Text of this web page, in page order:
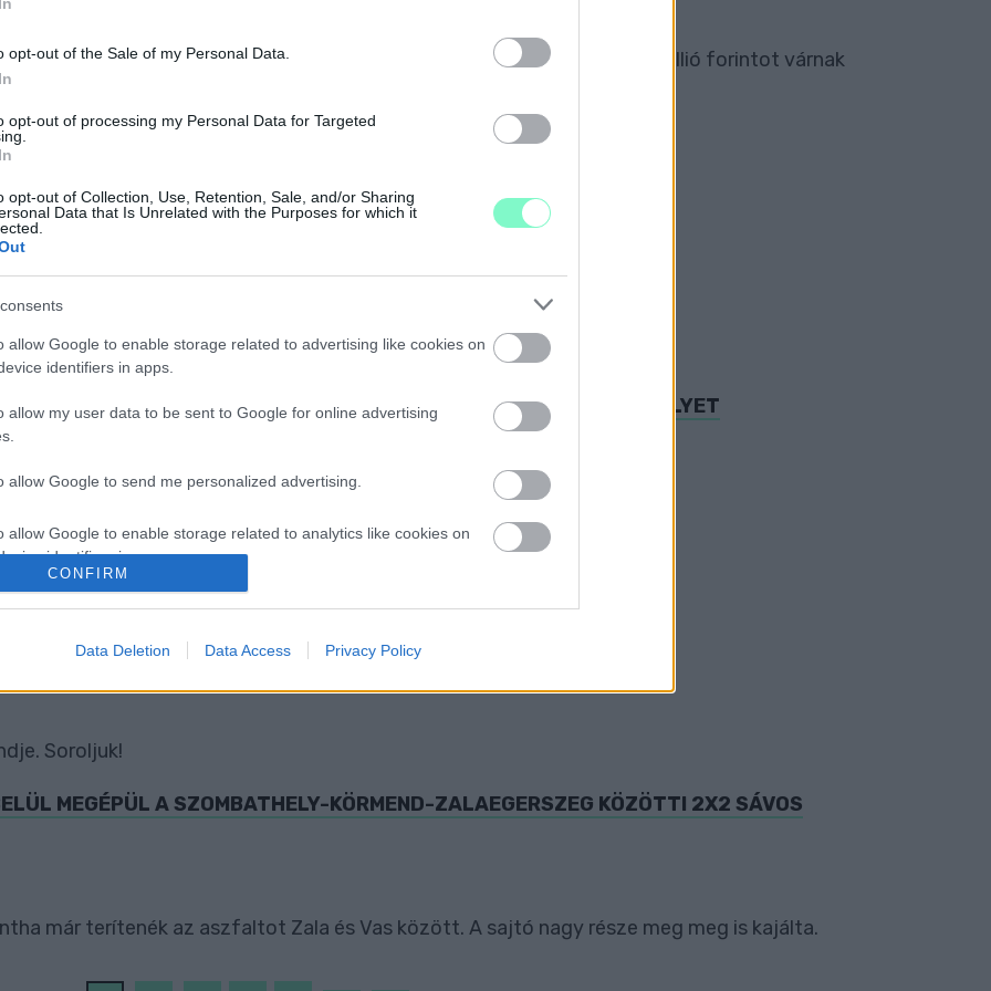
opt-out of the Sale of my Personal Data.
opt-out of processing my Personal Data for Targeted
opt-out of Collection, Use, Retention, Sale, and/or Sharing
Data that Is Unrelated with the Purposes for which it
allow Google to enable storage related to advertising like cookies on
identifiers in apps.
allow my user data to be sent to Google for online advertising
allow Google to send me personalized advertising.
allow Google to enable storage related to analytics like cookies on
identifiers in apps.
functionality and fraud prevention, and other user protection.
CONFIRM
Data Deletion Data Access Privacy Policy
a 11-es Huszár utat, és Dolgozók útját. A TOP Pluszban 9 milliárd 300 millió forintot várnak
ÓRÁTÓL NEM KÖZLEKEDHETNEK VAS VÁRMEGYE ÚTJAIN
az érintett járműveket!
KÖZBESZERZÉSE
feladatok is a pályázóé lesznek.
PÉNZBŐL ÉPÍTI MEG A MARKUSOVSZKY UTCAI GYALOGÁTKELŐHELYET
millió forintot ad bele a költségekbe, ami 16 millió forintot tesz ki.
KÉRDÉSÉT
SÉTÁNYT
Soroljuk!
MEGÉPÜL A SZOMBATHELY-KÖRMEND-ZALAEGERSZEG KÖZÖTTI 2X2 SÁVOS
már terítenék az aszfaltot Zala és Vas között. A sajtó nagy része meg meg is kajálta.